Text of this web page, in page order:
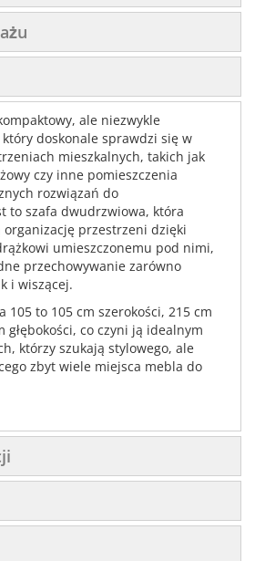
ale niezwykle
doskonale sprawdzi się w
mieszkalnych, takich jak
czy inne pomieszczenia
rozwiązań do
to szafa dwudrzwiowa, która
przestrzeni dzięki
umieszczonemu pod nimi,
przechowywanie zarówno
i wiszącej.
105 to 105 cm szerokości, 215 cm
głębokości, co czyni ją idealnym
którzy szukają stylowego, ale
zbyt wiele miejsca mebla do
łatwo wpasują się w różne
butelkowej zieleni, co
połączenie, przyciągające
każdemu pomieszczeniu,
oferuje bardziej stonowaną i
komponującą się z